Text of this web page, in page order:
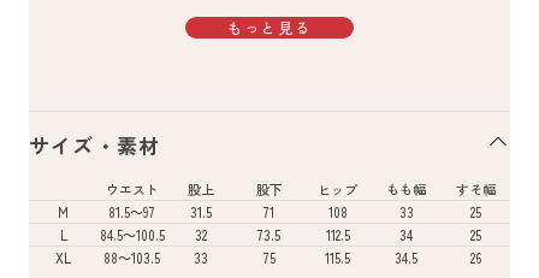
もっと見る
サイズ・素材
ウエスト 股上 股下 ヒップ もも幅
すそ幅
M
81.5～97 31.5 71 108 33
25
L
84.5～100.5 32 73.5 112.5 34
25
XL
88～103.5 33 75 115.5 34.5 26